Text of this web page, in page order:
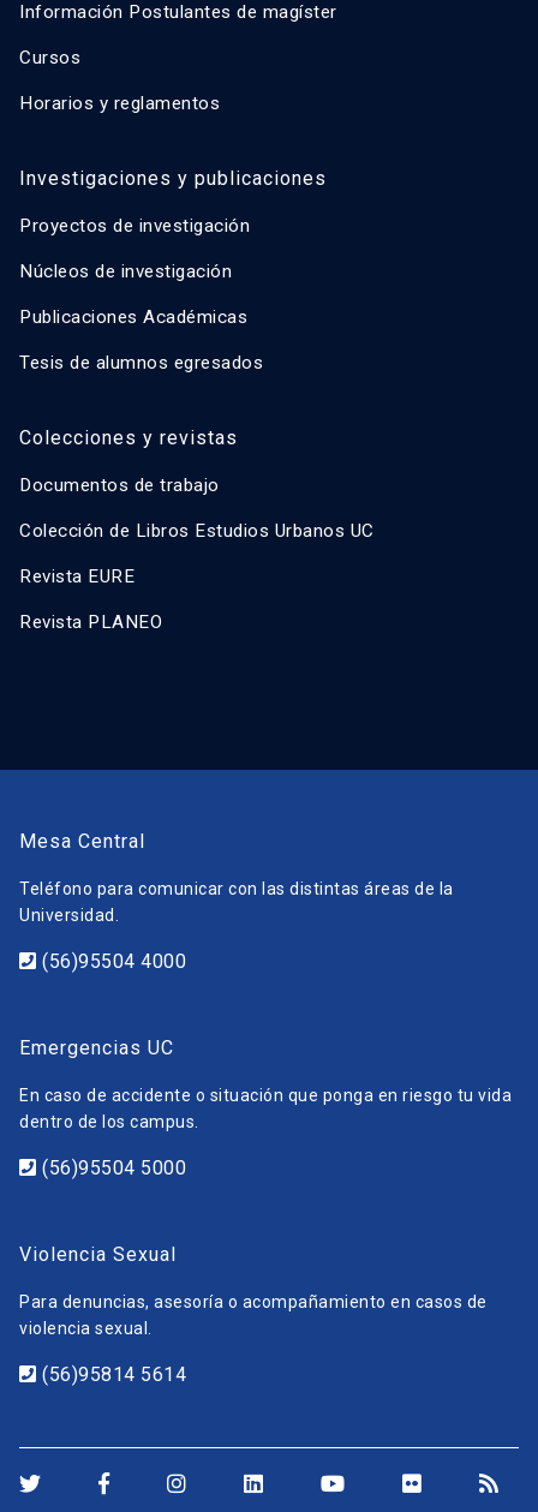
Información Postulantes de magíster
Cursos
Horarios y reglamentos
Investigaciones y publicaciones
Proyectos de investigación
Núcleos de investigación
Publicaciones Académicas
Tesis de alumnos egresados
Colecciones y revistas
Documentos de trabajo
Colección de Libros Estudios Urbanos UC
Revista EURE
Revista PLANEO
Mesa Central
Teléfono para comunicar con las distintas áreas de la
Universidad.
(56)95504 4000
Emergencias UC
En caso de accidente o situación que ponga en riesgo tu vida
dentro de los campus.
(56)95504 5000
Violencia Sexual
Para denuncias, asesoría o acompañamiento en casos de
violencia sexual.
(56)95814 5614